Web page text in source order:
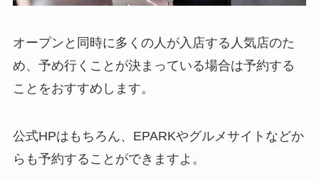
オープンと同時に多くの人が入店する人気店のた
め、予め行くことが決まっている場合は予約する
ことをおすすめします。
公式HPはもちろん、EPARKやグルメサイトなどか
らも予約することができますよ。